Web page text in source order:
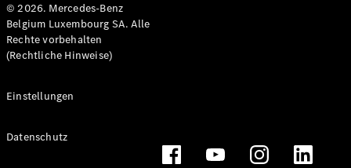
© 2026. Mercedes-Benz
Belgium Luxembourg SA. Alle
Rechte vorbehalten
(Rechtliche Hinweise)
Einstellungen
Datenschutz